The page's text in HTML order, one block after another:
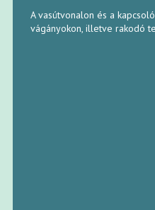
A vasútvonalon és a
vágányokon, illetve rakodó